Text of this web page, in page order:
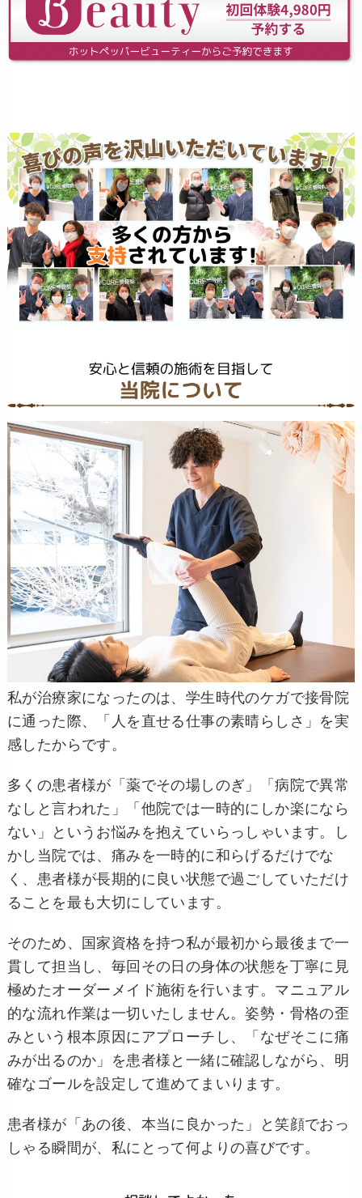
私が治療家になったのは、学生時代のケガで接骨院
に通った際、「人を直せる仕事の素晴らしさ」を実
感したからです。
多くの患者様が「薬でその場しのぎ」「病院で異常
なしと言われた」「他院では一時的にしか楽になら
ない」というお悩みを抱えていらっしゃいます。し
かし当院では、痛みを一時的に和らげるだけでな
く、患者様が長期的に良い状態で過ごしていただけ
ることを最も大切にしています。
そのため、国家資格を持つ私が最初から最後まで一
貫して担当し、毎回その日の身体の状態を丁寧に見
極めたオーダーメイド施術を行います。マニュアル
的な流れ作業は一切いたしません。姿勢・骨格の歪
みという根本原因にアプローチし、「なぜそこに痛
みが出るのか」を患者様と一緒に確認しながら、明
確なゴールを設定して進めてまいります。
患者様が「あの後、本当に良かった」と笑顔でおっ
しゃる瞬間が、私にとって何よりの喜びです。